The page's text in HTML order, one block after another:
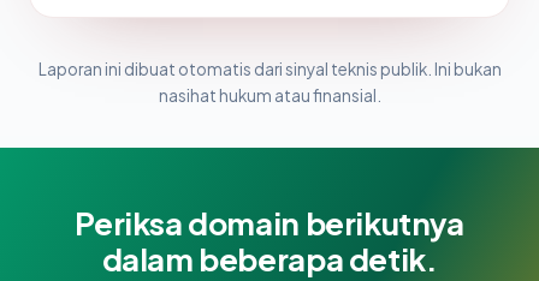
Laporan ini dibuat otomatis dari sinyal teknis publik. Ini bukan
nasihat hukum atau finansial.
Periksa domain berikutnya
dalam beberapa detik.